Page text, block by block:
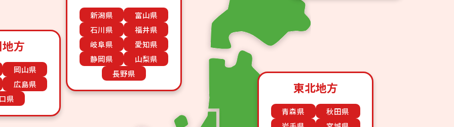
東北地方
青森県
秋田県
新潟県
富山県
石川県
福井県
岐阜県
愛知県
静岡県
山梨県
長野県
方
岡山県
広島県
県